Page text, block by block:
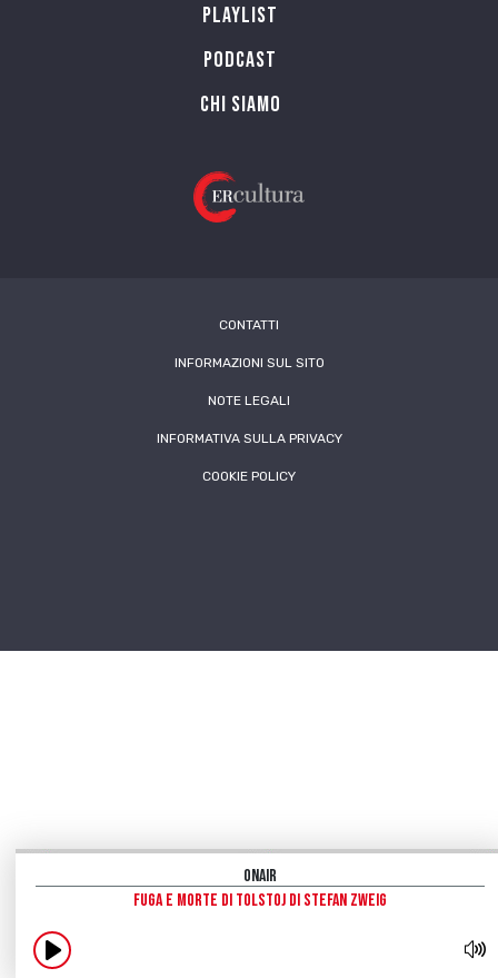
OnAir
Fuga e morte di Tolstoj di Stefan Zweig
Playlist
PODCAST
Chi siamo
CONTATTI
INFORMAZIONI SUL SITO
NOTE LEGALI
INFORMATIVA SULLA PRIVACY
COOKIE POLICY